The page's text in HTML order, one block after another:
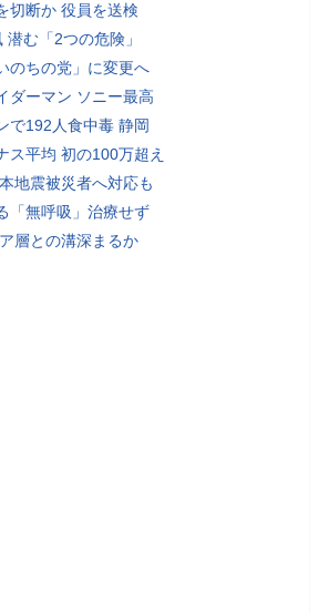
切断か 役員を送検
潜む「2つの危険」
のちの党」に変更へ
ダーマン ソニー最高
で192人食中毒 静岡
ス平均 初の100万超え
地震被災者へ対応も
「無呼吸」治療せず
層との溝深まるか